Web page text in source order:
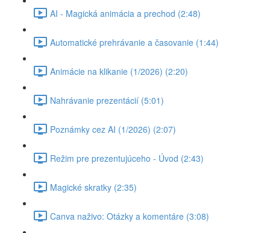
AI - Magická animácia a prechod (2:48)
Automatické prehrávanie a časovanie (1:44)
Animácie na klikanie (1/2026) (2:20)
Nahrávanie prezentácií (5:01)
Poznámky cez AI (1/2026) (2:07)
Režim pre prezentujúceho - Úvod (2:43)
Magické skratky (2:35)
Canva naživo: Otázky a komentáre (3:08)